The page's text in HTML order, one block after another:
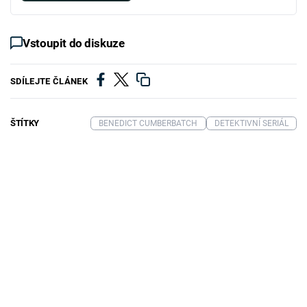
Vstoupit do diskuze
SDÍLEJTE ČLÁNEK
ŠTÍTKY BENEDICT CUMBERBATCH DETEKTIVNÍ SERIÁL